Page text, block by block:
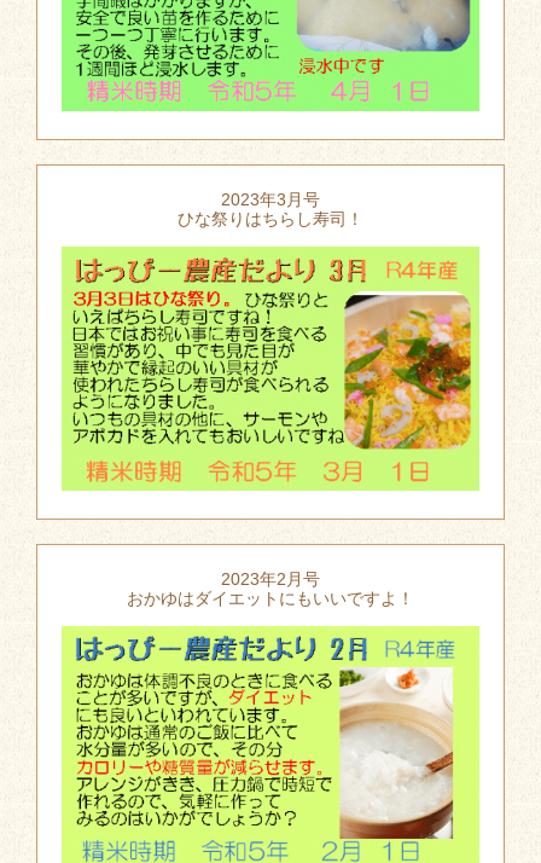
2023年3月号
ひな祭りはちらし寿司！
2023年2月号
おかゆはダイエットにもいいですよ！